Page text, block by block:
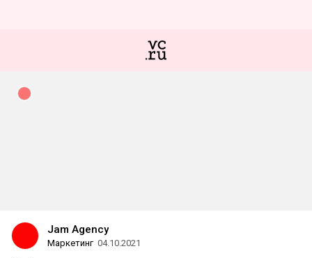
Jam Agency
Маркетинг 04.10.2021